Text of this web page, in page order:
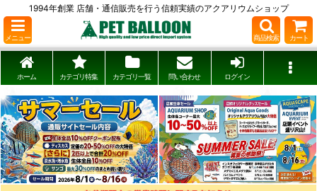
1994年創業 店舗・通信販売を行う信頼実績のアクアリウムショップ
メニュー 商品検索 カート
ホーム カテゴリ特集 カテゴリ一覧 問い合わせ ログイン